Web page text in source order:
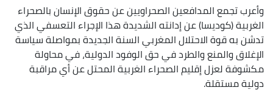
وأعرب تجمع المدافعين الصحراويين عن حقوق الإنسان بالصحراء
الغربية (كوديسا) عن إدانته الشديدة هذا الإجراء التعسفي الذي
تدشن به قوة الاحتلال المغربي السنة الجديدة بمواصلة سياسة
الإغلاق والمنع والطرد في حق الوفود الدولية، في محاولة
مكشوفة لعزل إقليم الصحراء الغربية المحتل عن أي مراقبة
دولية مستقلة.